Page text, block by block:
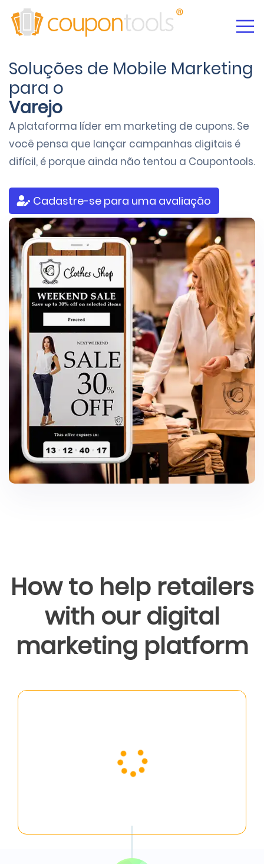
Soluções de Mobile Marketing
para o
Varejo
A plataforma líder em marketing de cupons. Se
você pensa que lançar campanhas digitais é
difícil, é porque ainda não tentou a Coupontools.
Cadastre-se para uma avaliação
How to help retailers
with our digital
marketing platform